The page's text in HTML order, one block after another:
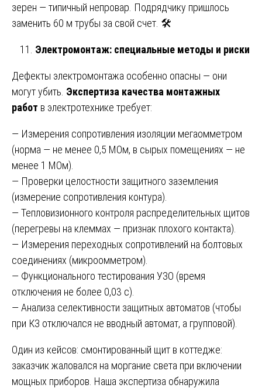
зерен — типичный непровар. Подрядчику пришлось
заменить 60 м трубы за свой счет. 🛠️
Электромонтаж: специальные методы и риски
Дефекты электромонтажа особенно опасны — они
могут убить. Экспертиза качества монтажных
работ в электротехнике требует:
— Измерения сопротивления изоляции мегаомметром
(норма — не менее 0,5 МОм, в сырых помещениях — не
менее 1 МОм).
— Проверки целостности защитного заземления
(измерение сопротивления контура).
— Тепловизионного контроля распределительных щитов
(перегревы на клеммах — признак плохого контакта).
— Измерения переходных сопротивлений на болтовых
соединениях (микроомметром).
— Функционального тестирования УЗО (время
отключения не более 0,03 с).
— Анализа селективности защитных автоматов (чтобы
при КЗ отключался не вводный автомат, а групповой).
Один из кейсов: смонтированный щит в коттедже:
заказчик жаловался на моргание света при включении
мощных приборов. Наша экспертиза обнаружила